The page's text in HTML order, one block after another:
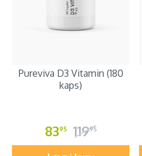
Pureviva D3 Vitamin (180
kaps)
8395 11995